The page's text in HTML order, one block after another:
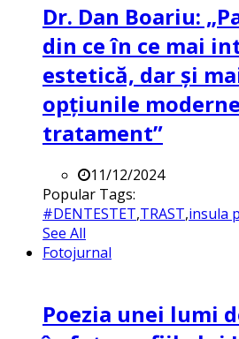
Dr. Dan Boariu:
din ce în ce mai
estetică, dar și
opțiunile
tratament”
11/12/2024
Popular Tags:
#DENTESTET,TRAST,insula
See All
Fotojurnal
Poezia unei lumi